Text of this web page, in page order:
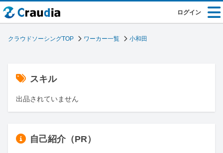
ログイン
クラウドソーシングTOP ワーカー一覧 小和田
スキル
出品されていません
自己紹介（PR）